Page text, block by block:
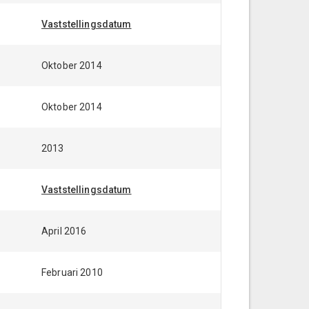
Vaststellingsdatum
Oktober 2014
Oktober 2014
2013
Vaststellingsdatum
April 2016
Februari 2010